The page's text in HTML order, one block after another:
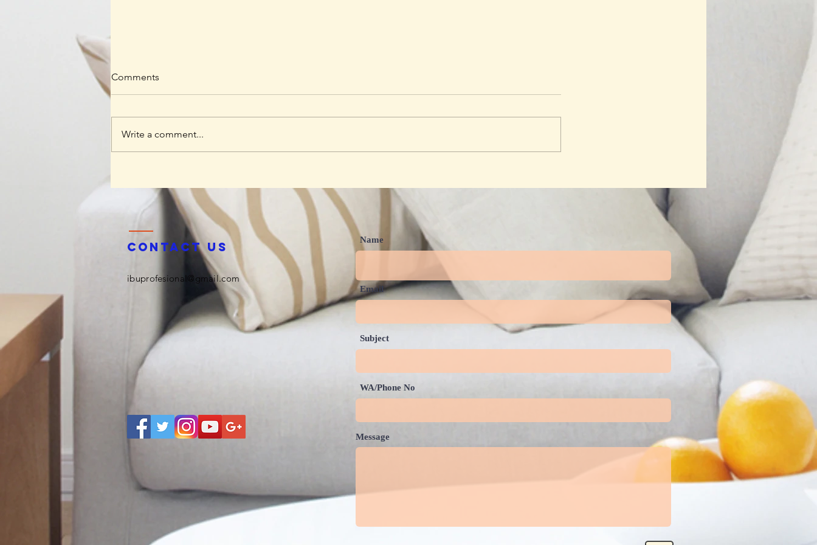
Perubahan Jakarta yang Lebih
Bersih
Mewujudkan Ekosistem PAUD
Berkualitas
Membangun Kepemimpinan
Comments
Write a comment...
Contact us
ibuprofesional@gmail.com
Name
Email
Subject
WA/Phone No
Message